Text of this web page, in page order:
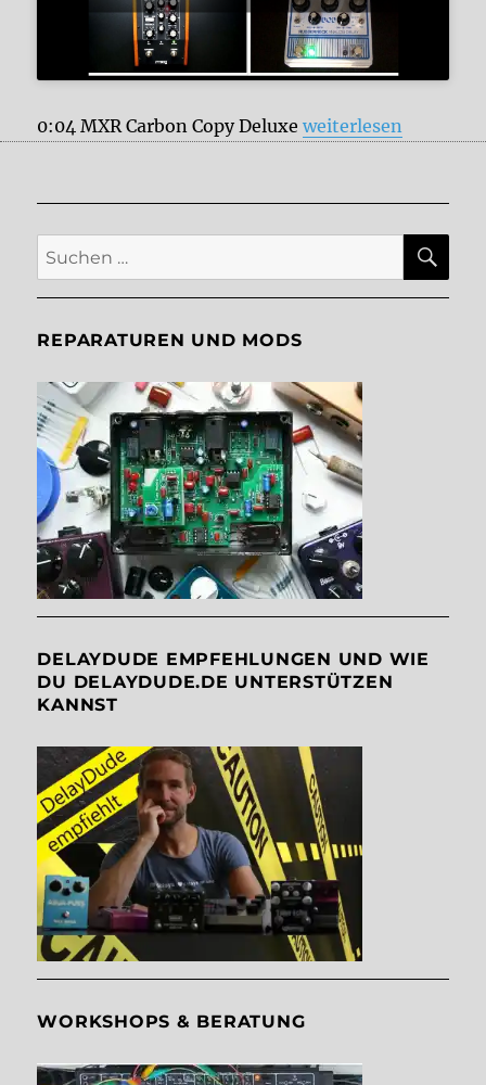
0:04 MXR Carbon Copy Deluxe„Meine liebsten
weiterlesen
Suche
nach:
REPARATUREN UND MODS
DELAYDUDE EMPFEHLUNGEN UND WIE
DU DELAYDUDE.DE UNTERSTÜTZEN
KANNST
WORKSHOPS & BERATUNG